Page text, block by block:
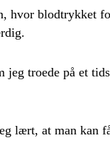
hvor blodtrykket
jeg troede på et
lært, at man kan